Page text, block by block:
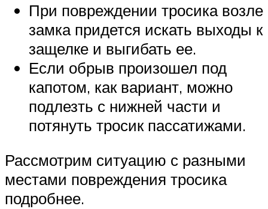
При повреждении тросика возле
замка придется искать выходы к
защелке и выгибать ее.
Если обрыв произошел под
капотом, как вариант, можно
подлезть с нижней части и
потянуть тросик пассатижами.
Рассмотрим ситуацию с разными
местами повреждения тросика
подробнее.